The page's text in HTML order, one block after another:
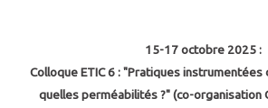
15-17 octobre 2025 :
Colloque ETIC 6 : "Pratiques instrumentées
quelles perméabilités ?" (co-organisation